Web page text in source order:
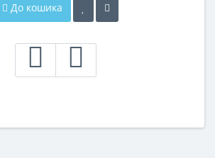
До кошика